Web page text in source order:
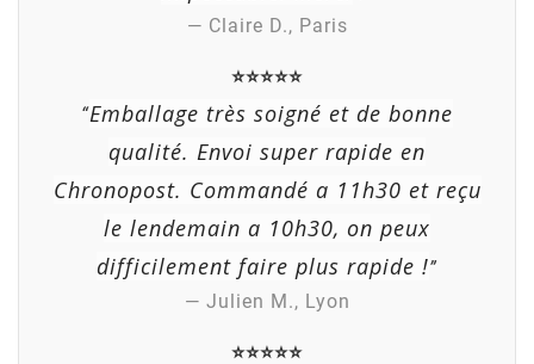
— Claire D., Paris
⭐⭐⭐⭐⭐
“Emballage très soigné et de bonne
qualité. Envoi super rapide en
Chronopost. Commandé a 11h30 et reçu
le lendemain a 10h30, on peux
difficilement faire plus rapide !”
— Julien M., Lyon
⭐⭐⭐⭐⭐